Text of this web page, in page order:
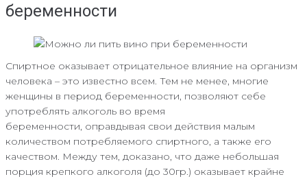
беременности
Спиртное оказывает отрицательное влияние на организм
человека – это известно всем. Тем не менее, многие
женщины в период беременности, позволяют себе
употреблять алкоголь во время
беременности, оправдывая свои действия малым
количеством потребляемого спиртного, а также его
качеством. Между тем, доказано, что даже небольшая
порция крепкого алкоголя (до 30гр.) оказывает крайне